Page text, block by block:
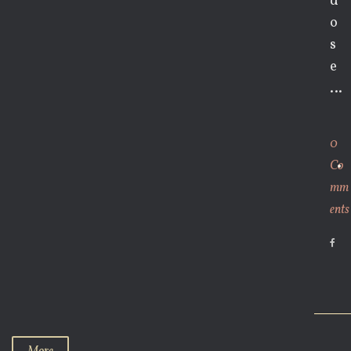
o
s
e
…
0
Co
mm
ents
o